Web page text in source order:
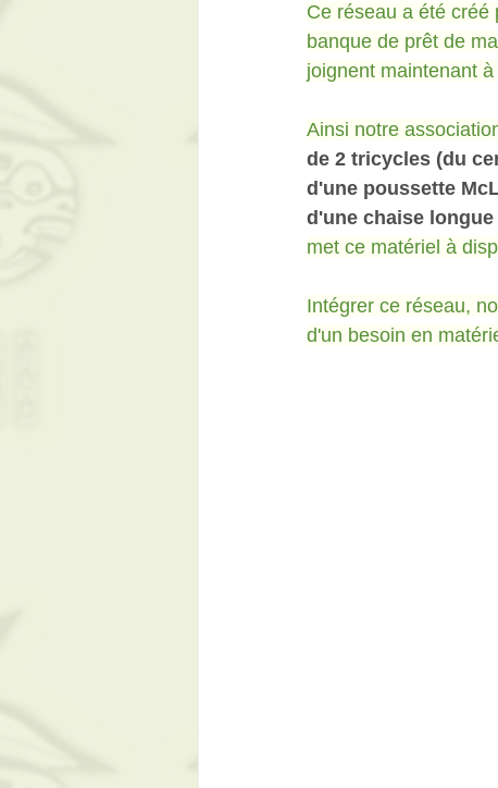
Ce réseau a été créé
banque de prêt de
joignent maintenant
Ainsi notre
de 2 tricycles (du
d'une poussette
d'une chaise
met ce matériel à
Intégrer ce réseau,
d'un besoin en